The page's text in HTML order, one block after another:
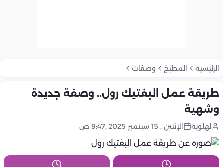
الرئيسية المطبخ وصفات
طريقة عمل البفتيك رول.. وصفة جديدة
وشهية
لهلوبة الإثنين , 15 سبتمبر 2025 ,9:47 ص